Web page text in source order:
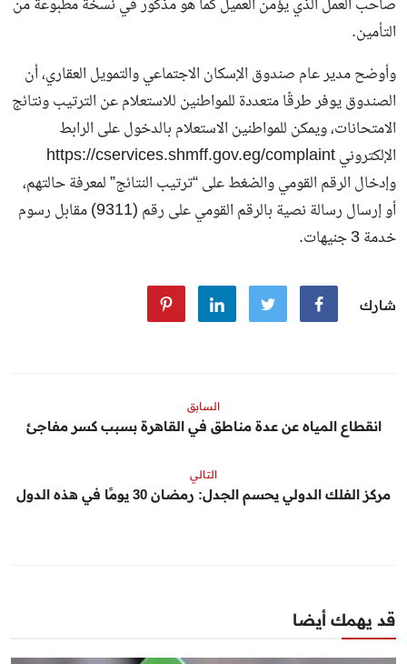
صاحب العمل الذي يؤمن العميل كما هو مذكور في نسخة مطبوعة من
التأمين.
وأوضح مدير عام صندوق الإسكان الاجتماعي والتمويل العقاري، أن
الصندوق يوفر طرقًا متعددة للمواطنين للاستعلام عن الترتيب ونتائج
الامتحانات، ويمكن للمواطنين الاستعلام بالدخول على الرابط
الإلكتروني https://cservices.shmff.gov.eg/complaint
وإدخال الرقم القومي والضغط على “ترتيب النتائج” لمعرفة حالتهم،
أو إرسال رسالة نصية بالرقم القومي على رقم (9311) مقابل رسوم
خدمة 3 جنيهات.
شارك
السابق
انقطاع المياه عن عدة مناطق في القاهرة بسبب كسر مفاجئ
التالي
مركز الفلك الدولي يحسم الجدل: رمضان 30 يومًا في هذه الدول
قد يهمك أيضا